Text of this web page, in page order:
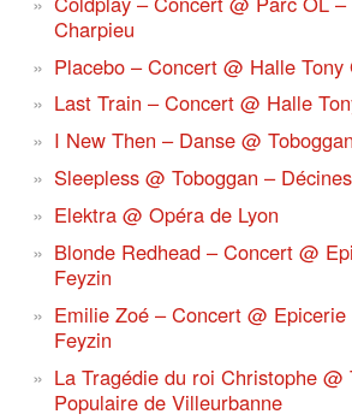
Charpieu
Placebo – Concert @ Halle Tony
Last Train – Concert @ Halle
I New Then – Danse @
Sleepless @ Toboggan – Décines
Elektra @ Opéra de Lyon
Blonde Redhead – Concert @
Feyzin
Emilie Zoé – Concert @
Feyzin
La Tragédie du roi Christophe
Populaire de Villeurbanne